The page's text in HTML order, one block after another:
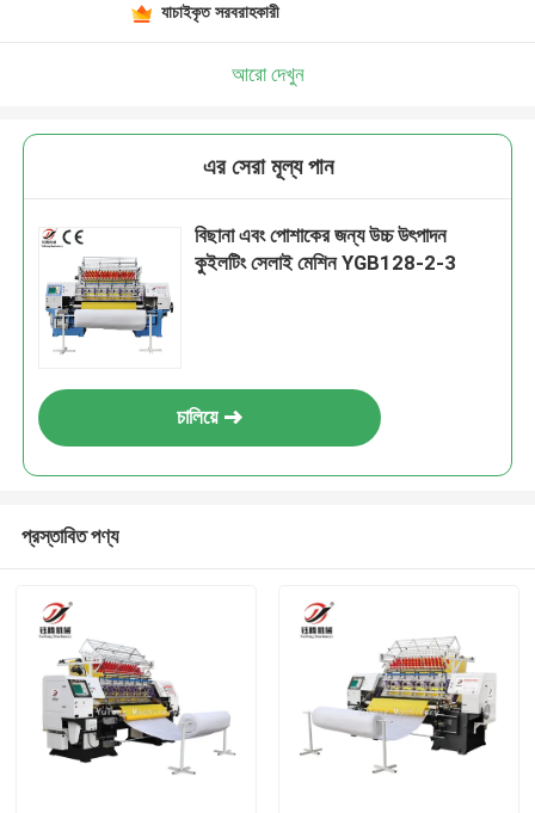
যাচাইকৃত সরবরাহকারী
আরো দেখুন
এর সেরা মূল্য পান
বিছানা এবং পোশাকের জন্য উচ্চ উৎপাদন
কুইলটিং সেলাই মেশিন YGB128-2-3
চালিয়ে
প্রস্তাবিত পণ্য